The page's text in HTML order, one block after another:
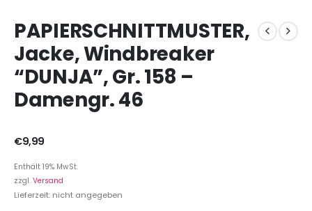
PAPIERSCHNITTMUSTER,
Jacke, Windbreaker
“DUNJA”, Gr. 158 –
Damengr. 46
€9,99
Enthält 19% MwSt.
zzgl. Versand
Lieferzeit: nicht angegeben